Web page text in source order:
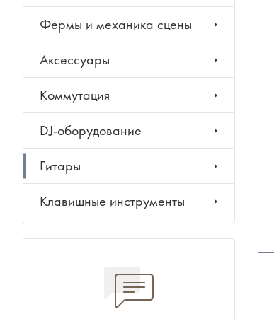
Фермы и механика сцены
Аксессуары
Коммутация
DJ-оборудование
Гитары
Клавишные инструменты
Ударные инструменты
Духовые инструменты
Классические инструменты